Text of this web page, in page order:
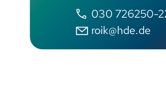
030 726250-
roik@hde.de